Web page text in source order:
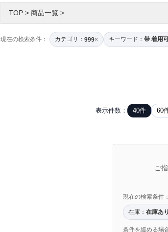
TOP > 商品一覧 >
現在の検索条件： カテゴリ： 999× キーワード： 帯 着用
表示件数： 40件 60
ご
現在の検索条件：
在庫： 在庫あり
条件を緩める場